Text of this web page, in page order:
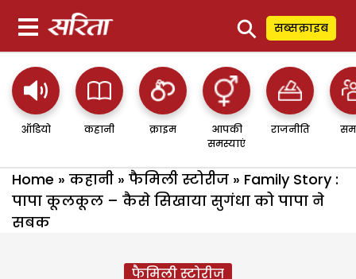
⚲ सब्सक्राइब
ऑडियो कहानी क्राइम
आपकी
समस्याएं
राजनीति
Home » कहानी » फैमिली स्टोरीज » Family Story :
पापा कूलकूल – कैसे सिखाया सुगंधा को पापा ने
सबक
फैमिली स्टोरीज